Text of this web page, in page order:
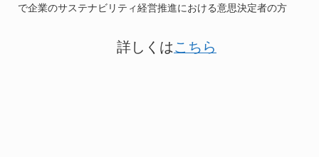
で企業のサステナビリティ経営推進における意思決定者の方
詳しくはこちら